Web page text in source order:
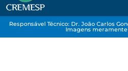
Responsável Técnico: Dr. João Carlos
Imagens